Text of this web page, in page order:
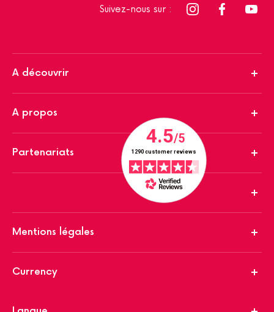
Suivez-nous sur :
A découvrir
A propos
Partenariats
Mentions légales
Currency